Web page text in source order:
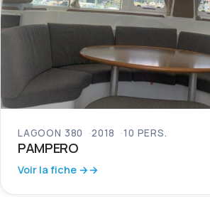
LAGOON 380 2018 10 PERS.
PAMPERO
Voir la fiche →